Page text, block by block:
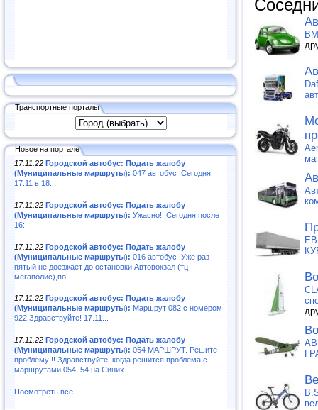
Транспортные порталы
Новое на портале
17.11.22 Городской автобус: Подать жалобу
(Муниципальные маршруты): 047 автобус .Сегодня
17.11 в 18...
17.11.22 Городской автобус: Подать жалобу
(Муниципальные маршруты): Ужасно! .Сегодня после
16:..
17.11.22 Городской автобус: Подать жалобу
(Муниципальные маршруты): 016 автобус .Уже раз
пятый не доезжает до остановки Автовокзал (тц
мегаполис),по..
17.11.22 Городской автобус: Подать жалобу
(Муниципальные маршруты): Маршрут 082 с номером
922.Здравствуйте! 17.11...
17.11.22 Городской автобус: Подать жалобу
(Муниципальные маршруты): 054 МАРШРУТ. Решите
проблему!!!.Здравствуйте, когда решится проблема с
маршрутами 054, 54 на Синих..
Посмотреть все